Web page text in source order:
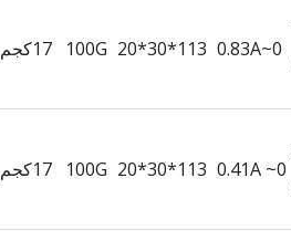
0~0.83A
113*30*20
100G 17كجم
0~ 0.41A
113*30*20
100G 17كجم